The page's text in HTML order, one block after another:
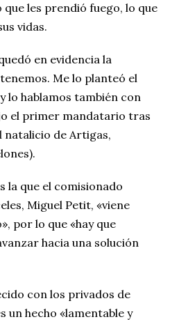
les prendió fuego, lo que
vidas.
en evidencia la
Me lo planteó el
lo hablamos también con
el primer mandatario tras
de Artigas,
la que el comisionado
Miguel Petit, «viene
por lo que «hay que
hacia una solución
con los privados de
un hecho «lamentable y